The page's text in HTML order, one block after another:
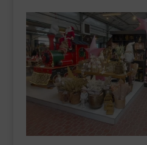
DECORACIÓN
HORARIO GARDEN
CONTACTAR
___________________________
VEURE EN CATALÀ